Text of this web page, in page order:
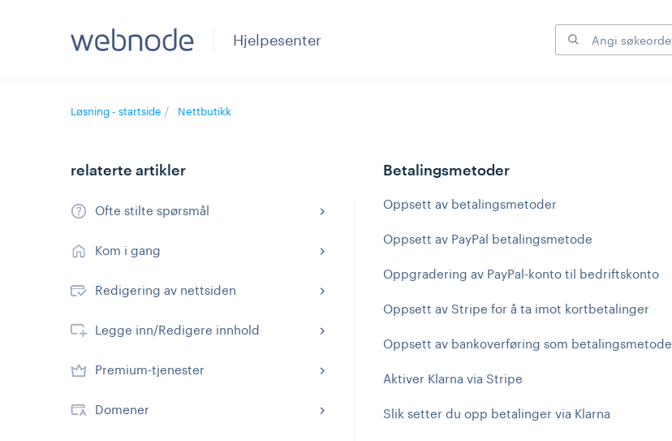
Hjelpesenter
Løsning - startside Nettbutikk
Betalingsmetoder
Oppsett av betalingsmetoder
Oppsett av PayPal betalingsmetode
Oppgradering av PayPal-konto til bedriftskonto
Oppsett av Stripe for å ta imot kortbetalinger
Oppsett av bankoverføring som betalingsmetode
Aktiver Klarna via Stripe
Slik setter du opp betalinger via Klarna
relaterte artikler
Ofte stilte spørsmål
Kom i gang
Redigering av nettsiden
Legge inn/Redigere innhold
Premium-tjenester
Domener